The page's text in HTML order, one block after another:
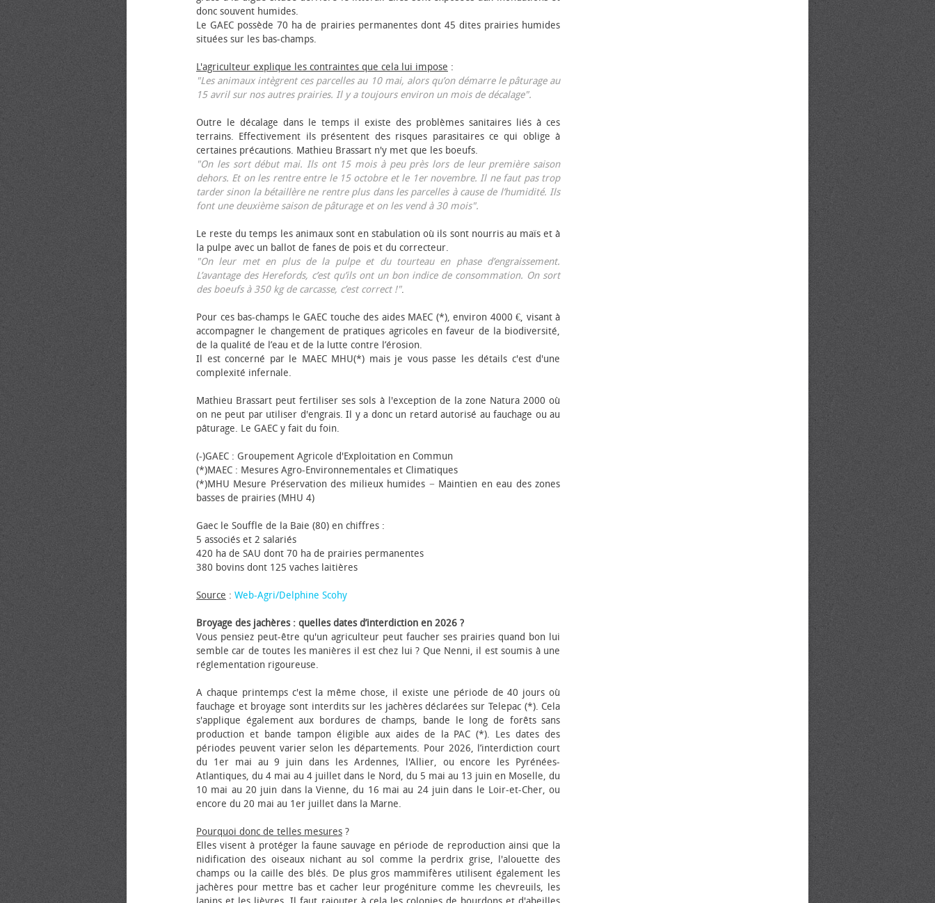
donc souvent humides.
Le GAEC possède 70 ha de prairies permanentes dont 45 dites prairies humides
situées sur les bas-champs.
L'agriculteur explique les contraintes que cela lui impose :
"Les animaux intègrent ces parcelles au 10 mai, alors qu’on démarre le pâturage au
15 avril sur nos autres prairies. Il y a toujours environ un mois de décalage".
Outre le décalage dans le temps il existe des problèmes sanitaires liés à ces
terrains. Effectivement ils présentent des risques parasitaires ce qui oblige à
certaines précautions. Mathieu Brassart n'y met que les bœufs.
"On les sort début mai. Ils ont 15 mois à peu près lors de leur première saison
dehors. Et on les rentre entre le 15 octobre et le 1er novembre. Il ne faut pas trop
tarder sinon la bétaillère ne rentre plus dans les parcelles à cause de l’humidité. Ils
font une deuxième saison de pâturage et on les vend à 30 mois".
Le reste du temps les animaux sont en stabulation où ils sont nourris au maïs et à
la pulpe avec un ballot de fanes de pois et du correcteur.
"On leur met en plus de la pulpe et du tourteau en phase d’engraissement.
L’avantage des Herefords, c’est qu’ils ont un bon indice de consommation. On sort
des bœufs à 350 kg de carcasse, c’est correct !".
Pour ces bas-champs le GAEC touche des aides MAEC (*), environ 4000 €, visant à
accompagner le changement de pratiques agricoles en faveur de la biodiversité,
de la qualité de l’eau et de la lutte contre l’érosion.
Il est concerné par le MAEC MHU(*) mais je vous passe les détails c'est d'une
complexité infernale.
Mathieu Brassart peut fertiliser ses sols à l'exception de la zone Natura 2000 où
on ne peut par utiliser d'engrais. Il y a donc un retard autorisé au fauchage ou au
pâturage. Le GAEC y fait du foin.
(-)GAEC : Groupement Agricole d'Exploitation en Commun
(*)MAEC : Mesures Agro-Environnementales et Climatiques
(*)MHU Mesure Préservation des milieux humides − Maintien en eau des zones
basses de prairies (MHU 4)
Gaec le Souffle de la Baie (80) en chiffres :
5 associés et 2 salariés
420 ha de SAU dont 70 ha de prairies permanentes
380 bovins dont 125 vaches laitières
Source : Web-Agri/Delphine Scohy
Broyage des jachères : quelles dates d’interdiction en 2026 ?
Vous pensiez peut-être qu'un agriculteur peut faucher ses prairies quand bon lui
semble car de toutes les manières il est chez lui ? Que Nenni, il est soumis à une
réglementation rigoureuse.
A chaque printemps c'est la même chose, il existe une période de 40 jours où
fauchage et broyage sont interdits sur les jachères déclarées sur Telepac (*). Cela
s'applique également aux bordures de champs, bande le long de forêts sans
production et bande tampon éligible aux aides de la PAC (*). Les dates des
périodes peuvent varier selon les départements. Pour 2026, l’interdiction court
du 1er mai au 9 juin dans les Ardennes, l'Allier, ou encore les Pyrénées-
Atlantiques, du 4 mai au 4 juillet dans le Nord, du 5 mai au 13 juin en Moselle, du
10 mai au 20 juin dans la Vienne, du 16 mai au 24 juin dans le Loir-et-Cher, ou
encore du 20 mai au 1er juillet dans la Marne.
Pourquoi donc de telles mesures ?
Elles visent à protéger la faune sauvage en période de reproduction ainsi que la
nidification des oiseaux nichant au sol comme la perdrix grise, l'alouette des
champs ou la caille des blés. De plus gros mammifères utilisent également les
jachères pour mettre bas et cacher leur progéniture comme les chevreuils, les